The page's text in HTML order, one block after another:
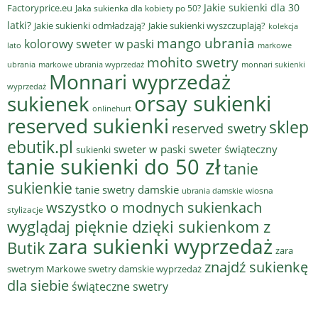
Factoryprice.eu Jaka sukienka dla kobiety po 50? Jakie sukienki dla 30
latki? Jakie sukienki odmładzają? Jakie sukienki wyszczuplają? kolekcja
lato kolorowy sweter w paski mango ubrania markowe
ubrania markowe ubrania wyprzedaż mohito swetry monnari sukienki
wyprzedaż Monnari wyprzedaż
sukienek onlinehurt orsay sukienki
reserved sukienki reserved swetry sklep
ebutik.pl sukienki sweter w paski sweter świąteczny
tanie sukienki do 50 złtanie
sukienkie tanie swetry damskie ubrania damskie wiosna
stylizacje wszystko o modnych sukienkach
wyglądaj pięknie dzięki sukienkom z
Butik zara sukienki wyprzedaż zara
swetrym Markowe swetry damskie wyprzedaż znajdź sukienkę
dla siebieświąteczne swetry